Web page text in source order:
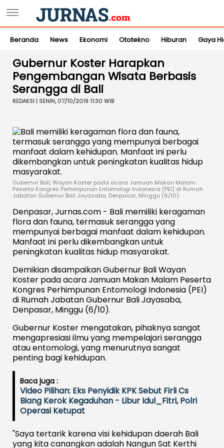
Beranda News Ekonomi Ototekno Hiburan Gaya
Gubernur Koster Harapkan
Pengembangan Wisata Berbasis
Serangga di Bali
REDAKSI | SENIN, 07/10/2019 11:30 WIB
Gubernur Bali, Wayan Koster pada acara Jamuan Makan Malam
Peserta Kongres Perhimpunan Entomologi Indonesia (PEI) di Rumah
Jabatan Gubernur Bali Jayasaba, Denpasar, Minggu (6/10).
Denpasar, Jurnas.com - Bali memiliki keragaman
flora dan fauna, termasuk serangga yang
mempunyai berbagai manfaat dalam kehidupan.
Manfaat ini perlu dikembangkan untuk
peningkatan kualitas hidup masyarakat.
Demikian disampaikan Gubernur Bali Wayan
Koster pada acara Jamuan Makan Malam Peserta
Kongres Perhimpunan Entomologi Indonesia (PEI)
di Rumah Jabatan Gubernur Bali Jayasaba,
Denpasar, Minggu (6/10).
Gubernur Koster mengatakan, pihaknya sangat
mengapresiasi ilmu yang mempelajari serangga
atau entomologi, yang menurutnya sangat
penting bagi kehidupan.
Baca juga :
Video Pilihan: Eks Penyidik KPK Sebut Firli Cs
Biang Kerok Kegaduhan - Libur Idul_Fitri, Polri
Operasi Ketupat
"Saya tertarik karena visi kehidupan daerah Bali
yang kita canangkan adalah Nangun Sat Kerthi